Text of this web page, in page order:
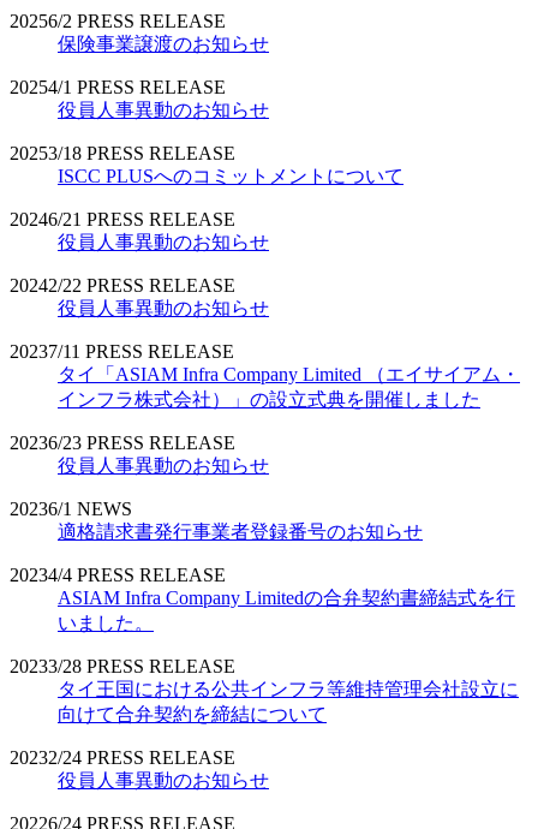
20256/2 PRESS RELEASE
保険事業譲渡のお知らせ
20254/1 PRESS RELEASE
役員人事異動のお知らせ
20253/18 PRESS RELEASE
ISCC PLUSへのコミットメントについて
20246/21 PRESS RELEASE
役員人事異動のお知らせ
20242/22 PRESS RELEASE
役員人事異動のお知らせ
20237/11 PRESS RELEASE
タイ「ASIAM Infra Company Limited （エイサイアム・
インフラ株式会社）」の設立式典を開催しました
20236/23 PRESS RELEASE
役員人事異動のお知らせ
20236/1 NEWS
適格請求書発行事業者登録番号のお知らせ
20234/4 PRESS RELEASE
ASIAM Infra Company Limitedの合弁契約書締結式を行
いました。
20233/28 PRESS RELEASE
タイ王国における公共インフラ等維持管理会社設立に
向けて合弁契約を締結について
20232/24 PRESS RELEASE
役員人事異動のお知らせ
20226/24 PRESS RELEASE